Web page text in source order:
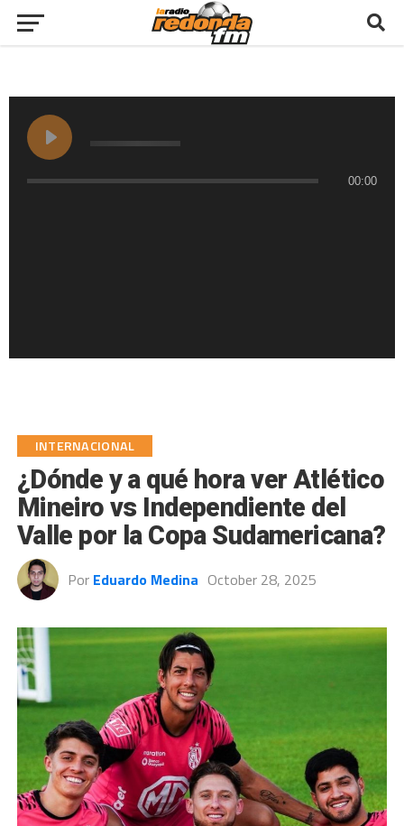
00:00
INTERNACIONAL
¿Dónde y a qué hora ver Atlético
Mineiro vs Independiente del
Valle por la Copa Sudamericana?
Por Eduardo Medina October 28, 2025